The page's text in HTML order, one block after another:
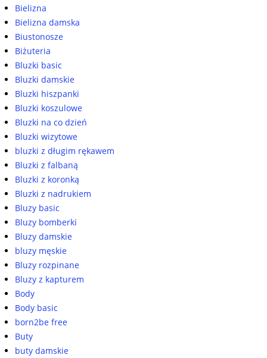
Bielizna
Bielizna damska
Biustonosze
Biżuteria
Bluzki basic
Bluzki damskie
Bluzki hiszpanki
Bluzki koszulowe
Bluzki na co dzień
Bluzki wizytowe
bluzki z długim rękawem
Bluzki z falbaną
Bluzki z koronką
Bluzki z nadrukiem
Bluzy basic
Bluzy bomberki
Bluzy damskie
bluzy męskie
Bluzy rozpinane
Bluzy z kapturem
Body
Body basic
born2be free
Buty
buty damskie